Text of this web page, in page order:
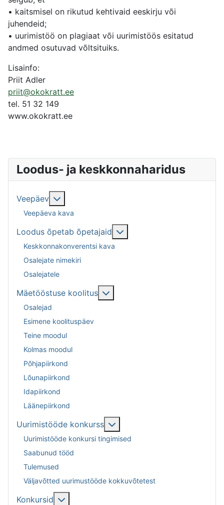
Loodus- ja keskkonnaharidus
Veepäev
Veepäeva kava
Loodus õpetab õpetajaid
Keskkonnakonverentsi kava
Osalejate nimekiri
Osalejatele
Mäetööstuse koolitus
Osalejad
Esimene koolituspäev
Teine moodul
Kolmas moodul
Põhjapiirkond
Lõunapiirkond
Idapiirkond
Läänepiirkond
Uurimistööde konkurss
Uurimistööde konkursi tingimised
Saabunud tööd
Tulemused
Väljavõtted uurimustööde kokkuvõtetest
Konkursid
• kaitsmisel on rikutud kehtivaid eeskirju või
juhendeid;
• uurimistöö on plagiaat või uurimistöös esitatud
andmed osutuvad võltsituiks.
Lisainfo:
Priit Adler
priit@okokratt.ee
tel. 51 32 149
www.okokratt.ee